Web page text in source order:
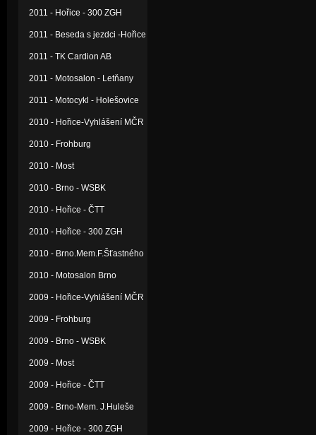
2011 - Hořice - 300 ZGH
2011 - Beseda s jezdci -Hořice
2011 - TK Cardion AB
2011 - Motosalon - Letňany
2011 - Motocykl - Holešovice
2010 - Hořice-Vyhlášení MČR
2010 - Frohburg
2010 - Most
2010 - Brno - WSBK
2010 - Hořice - ČTT
2010 - Hořice - 300 ZGH
2010 - Brno.Mem.F.Šťastného
2010 - Motosalon Brno
2009 - Hořice-Vyhlášení MČR
2009 - Frohburg
2009 - Brno - WSBK
2009 - Most
2009 - Hořice - ČTT
2009 - Brno-Mem. J.Huleše
2009 - Hořice - 300 ZGH